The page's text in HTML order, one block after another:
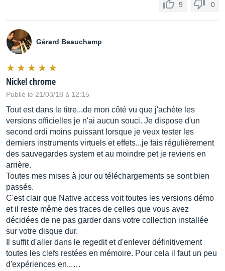
9 0
Gérard Beauchamp
Nickel chrome
Publié le 21/03/18 à 12:15
Tout est dans le titre...de mon côté vu que j'achète les
versions officielles je n'ai aucun souci. Je dispose d'un
second ordi moins puissant lorsque je veux tester les
derniers instruments virtuels et effets...je fais régulièrement
des sauvegardes system et au moindre pet je reviens en
arrière.
Toutes mes mises à jour ou téléchargements se sont bien
passés.
C'est clair que Native access voit toutes les versions démo
et il reste même des traces de celles que vous avez
décidées de ne pas garder dans votre collection installée
sur votre disque dur.
Il suffit d'aller dans le regedit et d'enlever définitivement
toutes les clefs restées en mémoire. Pour cela il faut un peu
d'expériences en...…